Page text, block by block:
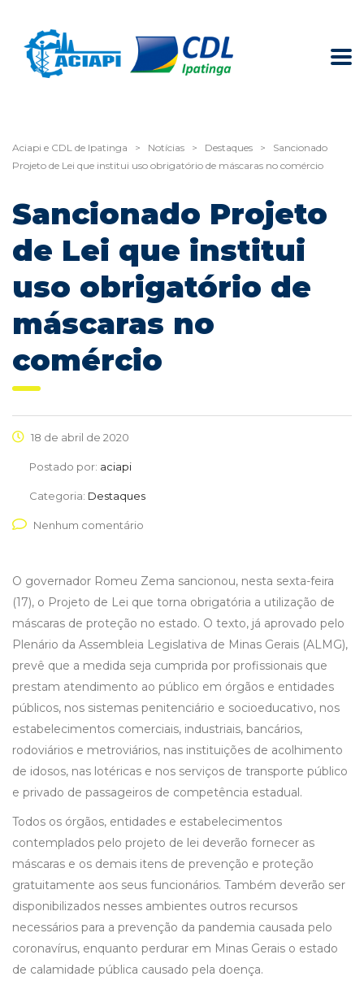
Aciapi e CDL de Ipatinga > Notícias > Destaques >
Sancionado
Projeto de Lei que institui uso obrigatório de máscaras no comércio
Sancionado Projeto
de Lei que institui
uso obrigatório de
máscaras no
comércio
18 de abril de 2020
Postado por: aciapi
Categoria: Destaques
Nenhum comentário
O governador Romeu Zema sancionou, nesta sexta-feira
(17), o Projeto de Lei que torna obrigatória a utilização de
máscaras de proteção no estado. O texto, já aprovado pelo
Plenário da Assembleia Legislativa de Minas Gerais (ALMG),
prevê que a medida seja cumprida por profissionais que
prestam atendimento ao público em órgãos e entidades
públicos, nos sistemas penitenciário e socioeducativo, nos
estabelecimentos comerciais, industriais, bancários,
rodoviários e metroviários, nas instituições de acolhimento
de idosos, nas lotéricas e nos serviços de transporte público
e privado de passageiros de competência estadual.
Todos os órgãos, entidades e estabelecimentos
contemplados pelo projeto de lei deverão fornecer as
máscaras e os demais itens de prevenção e proteção
gratuitamente aos seus funcionários. Também deverão ser
disponibilizados nesses ambientes outros recursos
necessários para a prevenção da pandemia causada pelo
coronavírus, enquanto perdurar em Minas Gerais o estado
de calamidade pública causado pela doença.